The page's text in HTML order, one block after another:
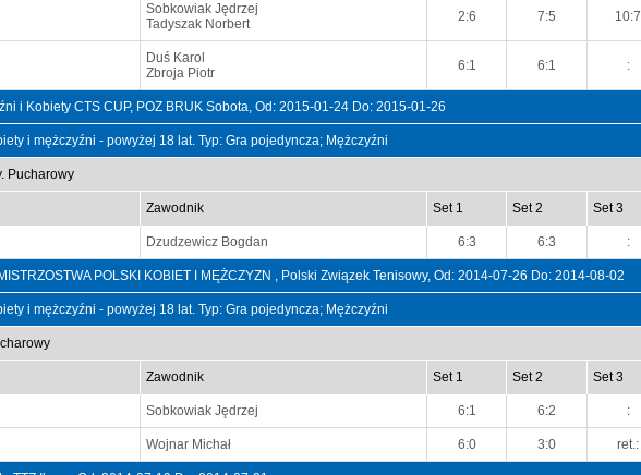
Sobkowiak Jędrzej
Tadyszak Norbert
2:6 7:5 10:7
Duś Karol
Zbroja Piotr
6:1 6:1 :
i Kobiety CTS CUP, POZ BRUK Sobota, Od: 2015-01-24 Do: 2015-01-26
i mężczyźni - powyżej 18 lat. Typ: Gra pojedyncza; Mężczyźni
Pucharowy
Zawodnik Set 1 Set 2 Set 3
Dzudzewicz Bogdan 6:3 6:3 :
POLSKI KOBIET I MĘŻCZYZN , Polski Związek Tenisowy, Od: 2014-07-26 Do: 2014-08-02
i mężczyźni - powyżej 18 lat. Typ: Gra pojedyncza; Mężczyźni
Zawodnik Set 1 Set 2 Set 3
Sobkowiak Jędrzej 6:1 6:2 :
Wojnar Michał 6:0 3:0 ret.: